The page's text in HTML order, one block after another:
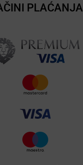
PLAĆANJA